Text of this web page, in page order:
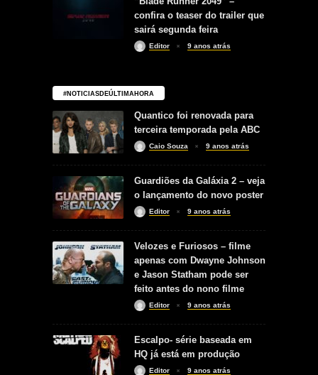
confira o teaser do trailer que
sairá segunda feira
Editor 9 anos atrás
#NOTICIASDEÚLTIMAHORA
Quantico foi renovada para
terceira temporada pela ABC
Caio Souza 9 anos atrás
Guardiões da Galáxia 2 – veja
o lançamento do novo poster
Editor 9 anos atrás
Velozes e Furiosos – filme
apenas com Dwayne Johnson
e Jason Statham pode ser
feito antes do nono filme
Editor 9 anos atrás
Escalpo- série baseada em
HQ já está em produção
Editor 9 anos atrás